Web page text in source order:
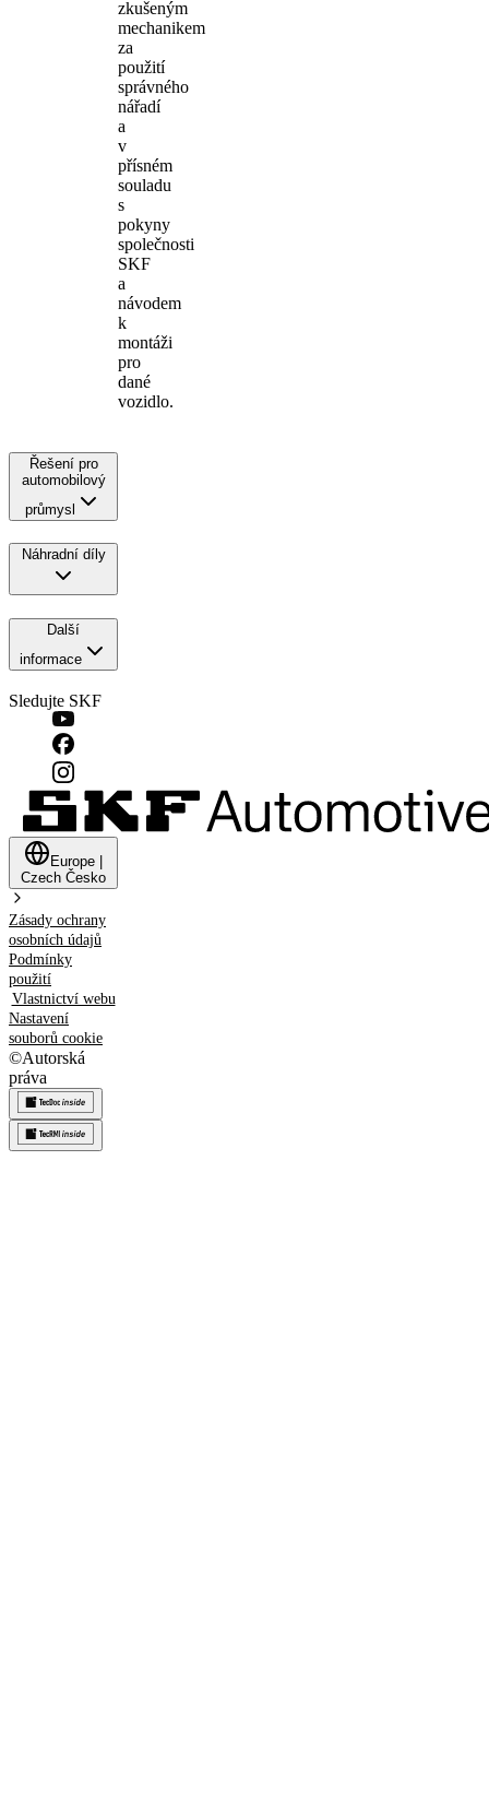
zkušeným
mechanikem
za
použití
správného
nářadí
a
v
přísném
souladu
s
pokyny
společnosti
SKF
a
návodem
k
montáži
pro
dané
vozidlo.
Řešení pro
automobilový
průmysl
Náhradní díly
Další
informace
Sledujte SKF
Europe
Czech Česko
Zásady ochrany
osobních údajů
Podmínky
použití
Vlastnictví webu
Nastavení
souborů cookie
©Autorská
práva